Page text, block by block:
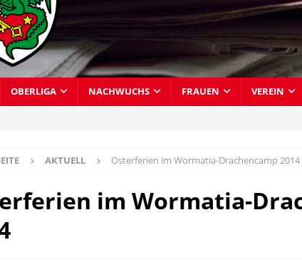
OBERLIGA NACHWUCHS FRAUEN VEREIN
AKTUELL Osterferien im Wormatia-Drachencamp 2014
im Wormatia-